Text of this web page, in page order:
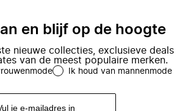
en blijf op de hoogte
nieuwe collecties, exclusieve deals
van de meest populaire merken.
Ik houd van mannenmode